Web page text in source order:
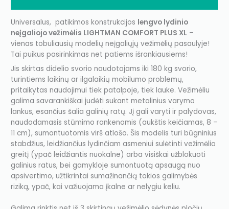
Universalus, patikimos konstrukcijos lengvo lydinio
neįgaliojo vežimėlis LIGHTMAN COMFORT PLUS XL –
vienas tobuliausių modelių neįgaliųjų vežimėlių pasaulyje!
Tai puikus pasirinkimas net patiems išrankiausiems!
Jis skirtas didelio svorio naudotojams iki 180 kg svorio,
turintiems laikinų ar ilgalaikių mobilumo problemų,
pritaikytas naudojimui tiek patalpoje, tiek lauke. Vežimėliu
galima savarankiškai judėti sukant metalinius varymo
lankus, esančius šalia galinių ratų. Jį gali varyti ir palydovas,
naudodamasis stūmimo rankenomis (aukštis keičiamas, 8 –
11 cm), sumontuotomis virš atlošo. Šis modelis turi būgninius
stabdžius, leidžiančius lydinčiam asmeniui sulėtinti vežimėlio
greitį (ypač leidžiantis nuokalne) arba visiškai užblokuoti
galinius ratus, bei gamykloje sumontuotą apsaugą nuo
apsivertimo, užtikrintai sumažinančią tokios galimybės
riziką, ypač, kai važiuojama įkalne ar nelygiu keliu.